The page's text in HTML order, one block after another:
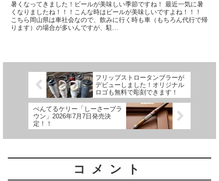
暑くなってきました！ビールが美味しい季節ですね！ 最近一気に暑
くなりましたね！！！こんな時はビールが美味しいですよね！！！
こちら岡山県は車社会なので、飲みに行く時も車（もちろん代行で帰
ります）の場合が多いんですが、駐...
フリップストロータンブラーが
デビューしました！オリジナル
ロゴも無料で彫刻できます！
ぺんてるケリー「しーさーブラ
ウン」2026年7月7日発売決
定！！
コメント